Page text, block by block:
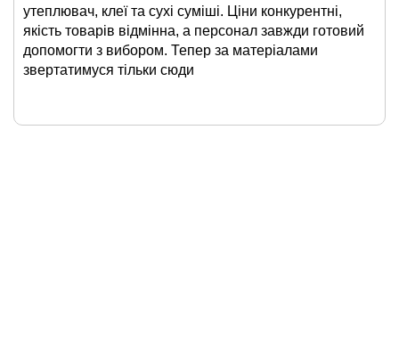
утеплювач, клеї та сухі суміші. Ціни конкурентні,
якість товарів відмінна, а персонал завжди готовий
допомогти з вибором. Тепер за матеріалами
звертатимуся тільки сюди